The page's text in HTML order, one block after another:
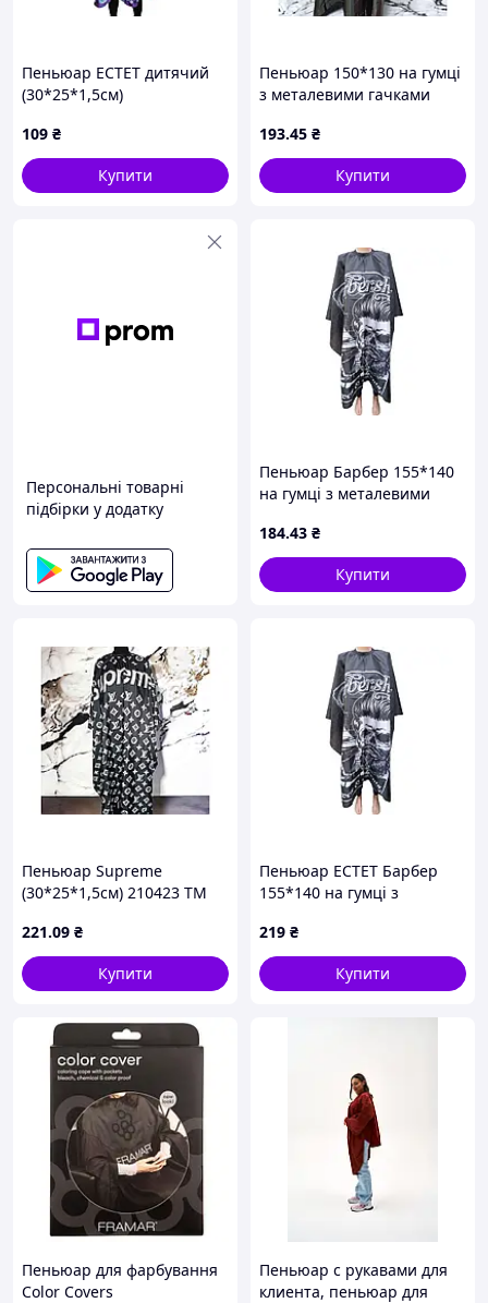
Пеньюар EСТЕТ дитячий
(30*25*1,5см)
109 ₴
Купити
Пеньюар 150*130 на гумці
з металевими гачками
EСТЕТ
193.45 ₴
Купити
Персональні товарні
підбірки у додатку
Пеньюар Барбер 155*140
на гумці з металевими
21237 ТМ EСТЕТ
184.43 ₴
Купити
Пеньюар Supreme
(30*25*1,5см) 210423 ТМ
221.09 ₴
Купити
Пеньюар EСТЕТ Барбер
155*140 на гумці з
(30*25*1,5см)
219 ₴
Купити
Пеньюар для фарбування
Color Covers
Пеньюар с рукавами для
клиента, пеньюар для